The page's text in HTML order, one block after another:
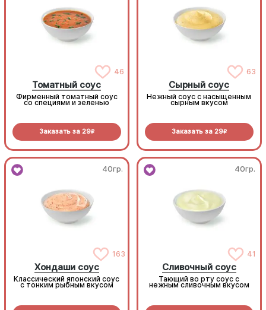
46
Томатный соус
Фирменный томатный соус
со специями и зеленью
Заказать за 29R
63
Сырный соус
Нежный соус с насыщенным
сырным вкусом
Заказать за 29R
40гр.
163
Хондаши соус
Классический японский соус
с тонким рыбным вкусом
40гр.
41
Сливочный соус
Тающий во рту соус с
нежным сливочным вкусом